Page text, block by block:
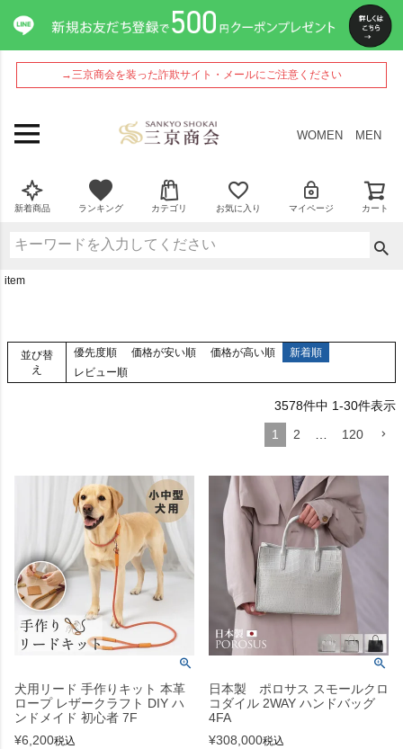
→三京商会を装った詐欺サイト・メールにご注意ください
WOMEN MEN
新着商品 ランキング カテゴリ お気に入り マイページ カート
item
並び替
え
優先度順 価格が安い順 価格が高い順
新着順
レビュー順
3578件中 1-30件表示
1
2 120
犬用リード 手作りキット 本革
ロープ レザークラフト DIY ハ
ンドメイド 初心者 7F
¥6,200税込
日本製 ポロサス スモールクロ
コダイル 2WAY ハンドバッグ
4FA
¥308,000税込